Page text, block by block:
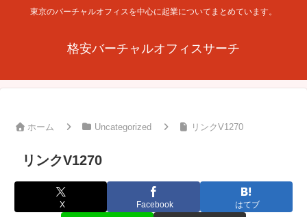
東京のバーチャルオフィスを中心に起業についてまとめています。
格安バーチャルオフィスサーチ
ホーム Uncategorized リンクV1270
リンクV1270
X Facebook はてブ